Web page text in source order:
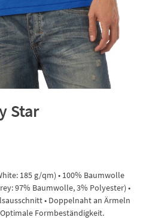
Star
185 g/qm) • 100% Baumwolle
97% Baumwolle, 3% Polyester) •
• Doppelnaht an Ärmeln
Formbeständigkeit.